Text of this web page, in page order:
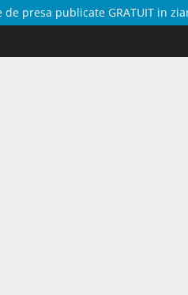
de presa publicate GRATUIT in